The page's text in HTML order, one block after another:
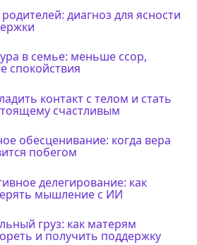
диагноз для ясности
в семье: меньше ссор,
спокойствия
контакт с телом и стать
счастливым
обесценивание: когда вера
побегом
делегирование: как
мышление с ИИ
груз: как матерям
и получить поддержку